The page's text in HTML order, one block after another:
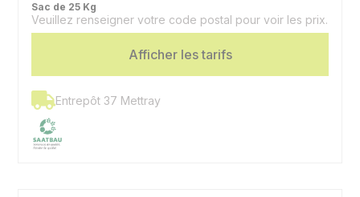
Sac de 25 Kg
Veuillez renseigner votre code postal pour voir les prix.
Afficher les tarifs
Entrepôt 37 Mettray